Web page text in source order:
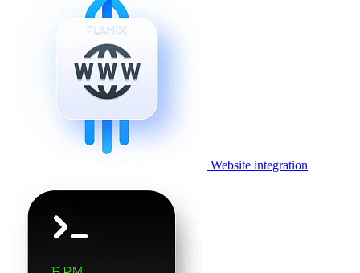
Website integration